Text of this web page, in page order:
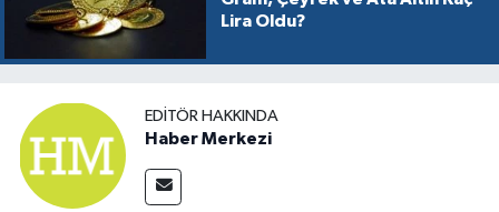
Lira Oldu?
EDITÖR HAKKINDA
Haber Merkezi